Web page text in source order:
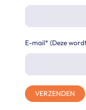
E-mail* (Deze
VERZENDEN